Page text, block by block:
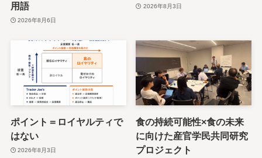
用語
2026年8月6日
2026年8月3日
ポイント＝ロイヤルティで
はない
2026年8月3日
食の持続可能性×食の未来
に向けた産官学民共同研究
プロジェクト